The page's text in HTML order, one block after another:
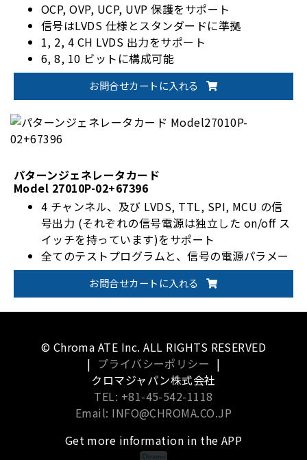
OCP, OVP, UCP, UVP 保護をサポート
信号はLVDS 仕様とスタンダードに準拠
1, 2, 4 CH LVDS 出力をサポート
6, 8, 10 ビットに構成可能
お問合せカートに入れる
パターンジェネレータカード
Model 27010P-02+67396
4 チャンネル、及び LVDS, TTL, SPI, MCU の信
号出力 (それぞれの信号電源は独立した on/off ス
イッチを持っています)をサポート
全てのテストプログラムと、信号の電源パラメー
タ(Timing, Pattern, Power, Program)を制御す
るソフトウエアを提供
お問合せカートに入れる
© Chroma ATE Inc. ALL RIGHTS RESERVED
| プライバシーポリシー |
クロマジャパン株式会社
TEL: +81-45-542-1118
Email: INFO@CHROMA.CO.JP
Get more information in the APP